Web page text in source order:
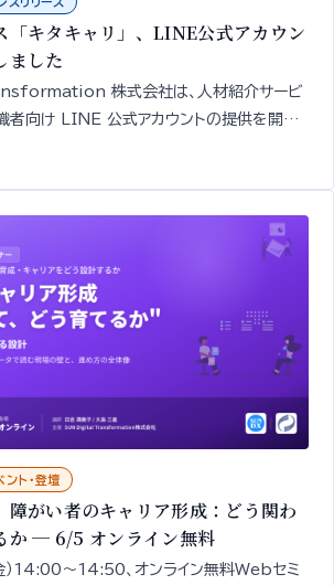
「キタキャリ」、LINE公式アカウン
ました
株式会社は、人材紹介サービ
職者向け LINE 公式アカウントの提供を開始
談・面談や求人紹介の申し込みを、スマート
ント・登壇
障がい者のキャリア形成：どう関わ
か ─ 6/5 オンライン無料
14:00〜14:50、オンライン無料Webセミ